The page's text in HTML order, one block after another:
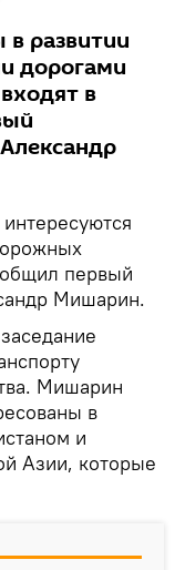
развитии
дорогами
в
первый
Мишарин.
Мишарин
в
и
Азии, которые